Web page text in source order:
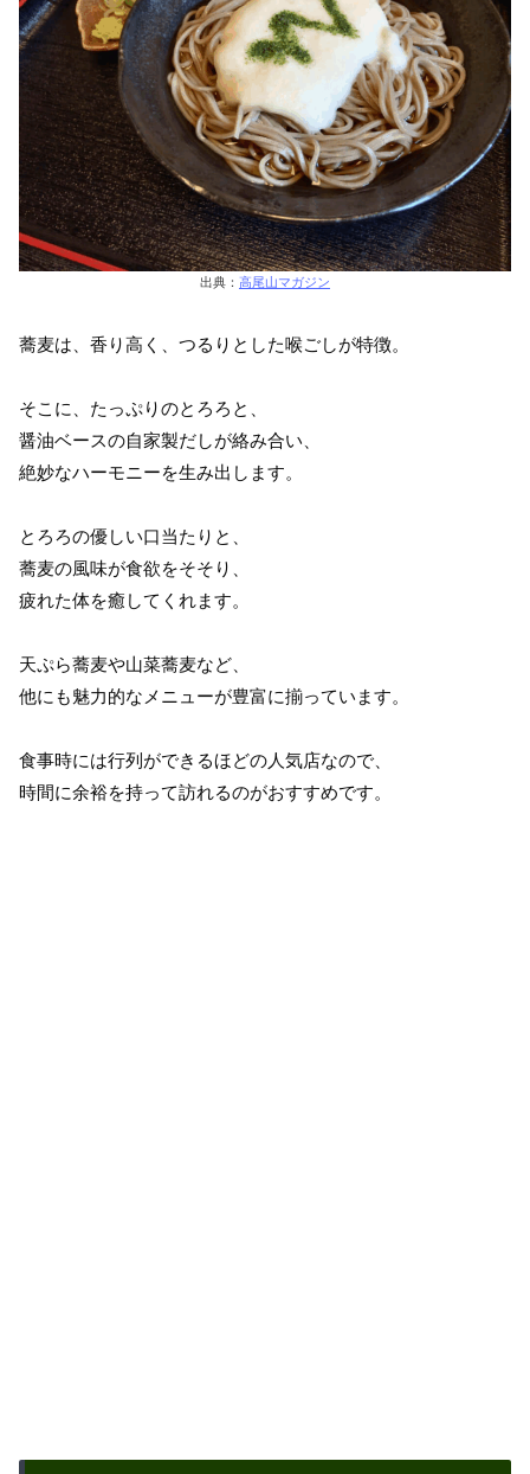
出典： 高尾山マガジン
蕎麦は、香り高く、つるりとした喉ごしが特徴。
そこに、たっぷりのとろろと、
醤油ベースの自家製だしが絡み合い、
絶妙なハーモニーを生み出します。
とろろの優しい口当たりと、
蕎麦の風味が食欲をそそり、
疲れた体を癒してくれます。
天ぷら蕎麦や山菜蕎麦など、
他にも魅力的なメニューが豊富に揃っています。
食事時には行列ができるほどの人気店なので、
時間に余裕を持って訪れるのがおすすめです。